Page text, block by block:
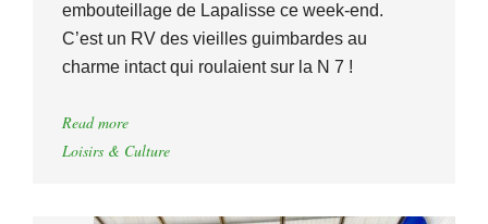
embouteillage de Lapalisse ce week-end.
C’est un RV des vieilles guimbardes au
charme intact qui roulaient sur la N 7 !
Read more
Loisirs & Culture